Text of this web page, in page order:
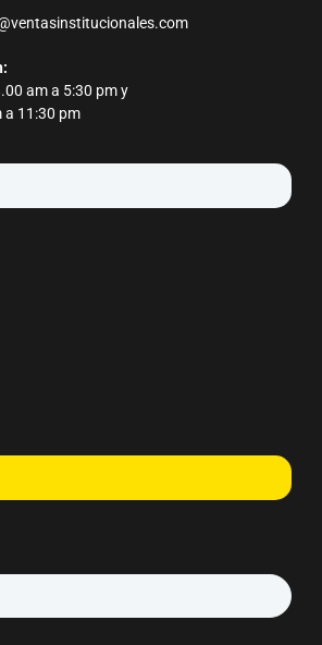
am a 5:30 pm y
a 11:30 pm